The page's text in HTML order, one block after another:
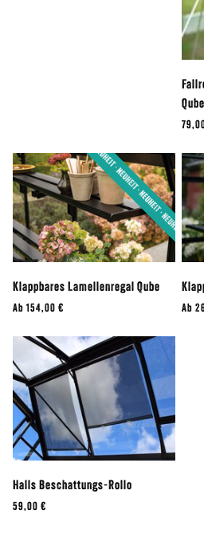
Klappbares Lamellenregal Qube
Ab 154,00 € Ab
Halls Beschattungs-Rollo
59,00 €